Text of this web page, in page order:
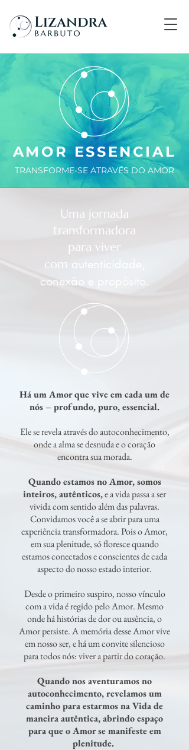
AMOR ESSENCIAL
TRANSFORME-SE ATRAVÉS DO AMOR
Uma jornada
transformadora
para viver
com autenticidade,
conexão e propósito.
Há um Amor que vive em cada um de
nós – profundo, puro, essencial.
Ele se revela através do autoconhecimento,
onde a alma se desnuda e o coração
encontra sua morada.
Quando estamos no Amor, somos
inteiros, autênticos,e a vida passa a ser
vivida com sentido além das palavras.
Convidamos você a se abrir para uma
experiência transformadora. Pois o Amor,
em sua plenitude, só floresce quando
estamos conectados e conscientes de cada
aspecto do nosso estado interior.
Desde o primeiro suspiro, nosso vínculo
com a vida é regido pelo Amor. Mesmo
onde há histórias de dor ou ausência, o
Amor persiste. A memória desse Amor vive
em nosso ser, e há um convite silencioso
para todos nós: viver a partir do coração.
Quando nos aventuramos no
autoconhecimento, revelamos um
caminho para estarmos na Vida de
maneira autêntica, abrindo espaço
para que o Amor se manifeste em
plenitude. ​